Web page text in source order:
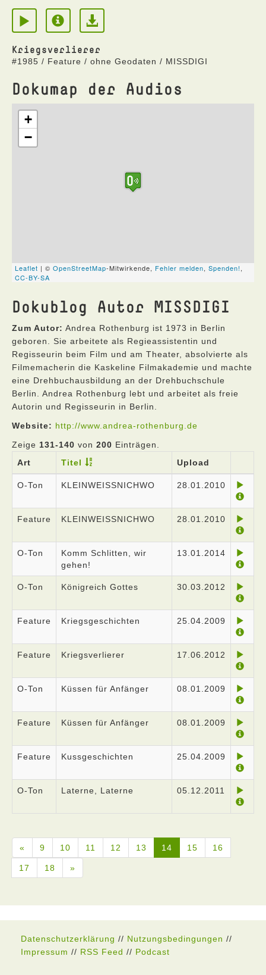
Kriegsverlierer
#1985 / Feature / ohne Geodaten / MISSDIGI
Dokumap der Audios
Dokublog Autor MISSDIGI
Zum Autor: Andrea Rothenburg ist 1973 in Berlin
geboren. Sie arbeitete als Regieassistentin und
Regisseurin beim Film und am Theater, absolvierte als
Filmemacherin die Kaskeline Filmakademie und machte
eine Drehbuchausbildung an der Drehbuchschule
Berlin. Andrea Rothenburg lebt und arbeitet als freie
Autorin und Regisseurin in Berlin.
Website: http://www.andrea-rothenburg.de
Zeige 131-140 von 200 Einträgen.
Art
Titel Upload
O-Ton KLEINWEISSNICHWO 28.01.2010
Feature KLEINWEISSNICHWO 28.01.2010
O-Ton
Komm Schlitten, wir
gehen!
13.01.2014
O-Ton Königreich Gottes 30.03.2012
Feature Kriegsgeschichten 25.04.2009
Feature Kriegsverlierer 17.06.2012
O-Ton Küssen für Anfänger 08.01.2009
Feature Küssen für Anfänger 08.01.2009
Feature Kussgeschichten 25.04.2009
O-Ton Laterne, Laterne 05.12.2011
« 9 10 11 12 13 14 15 16
17 18 »
Datenschutzerklärung // Nutzungsbedingungen //
Impressum // RSS Feed // Podcast